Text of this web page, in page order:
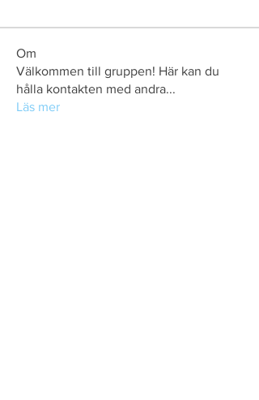
Om
Välkommen till gruppen! Här kan du
hålla kontakten med andra...
Läs mer